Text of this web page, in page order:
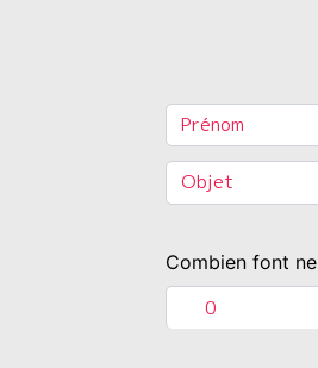
Combien font